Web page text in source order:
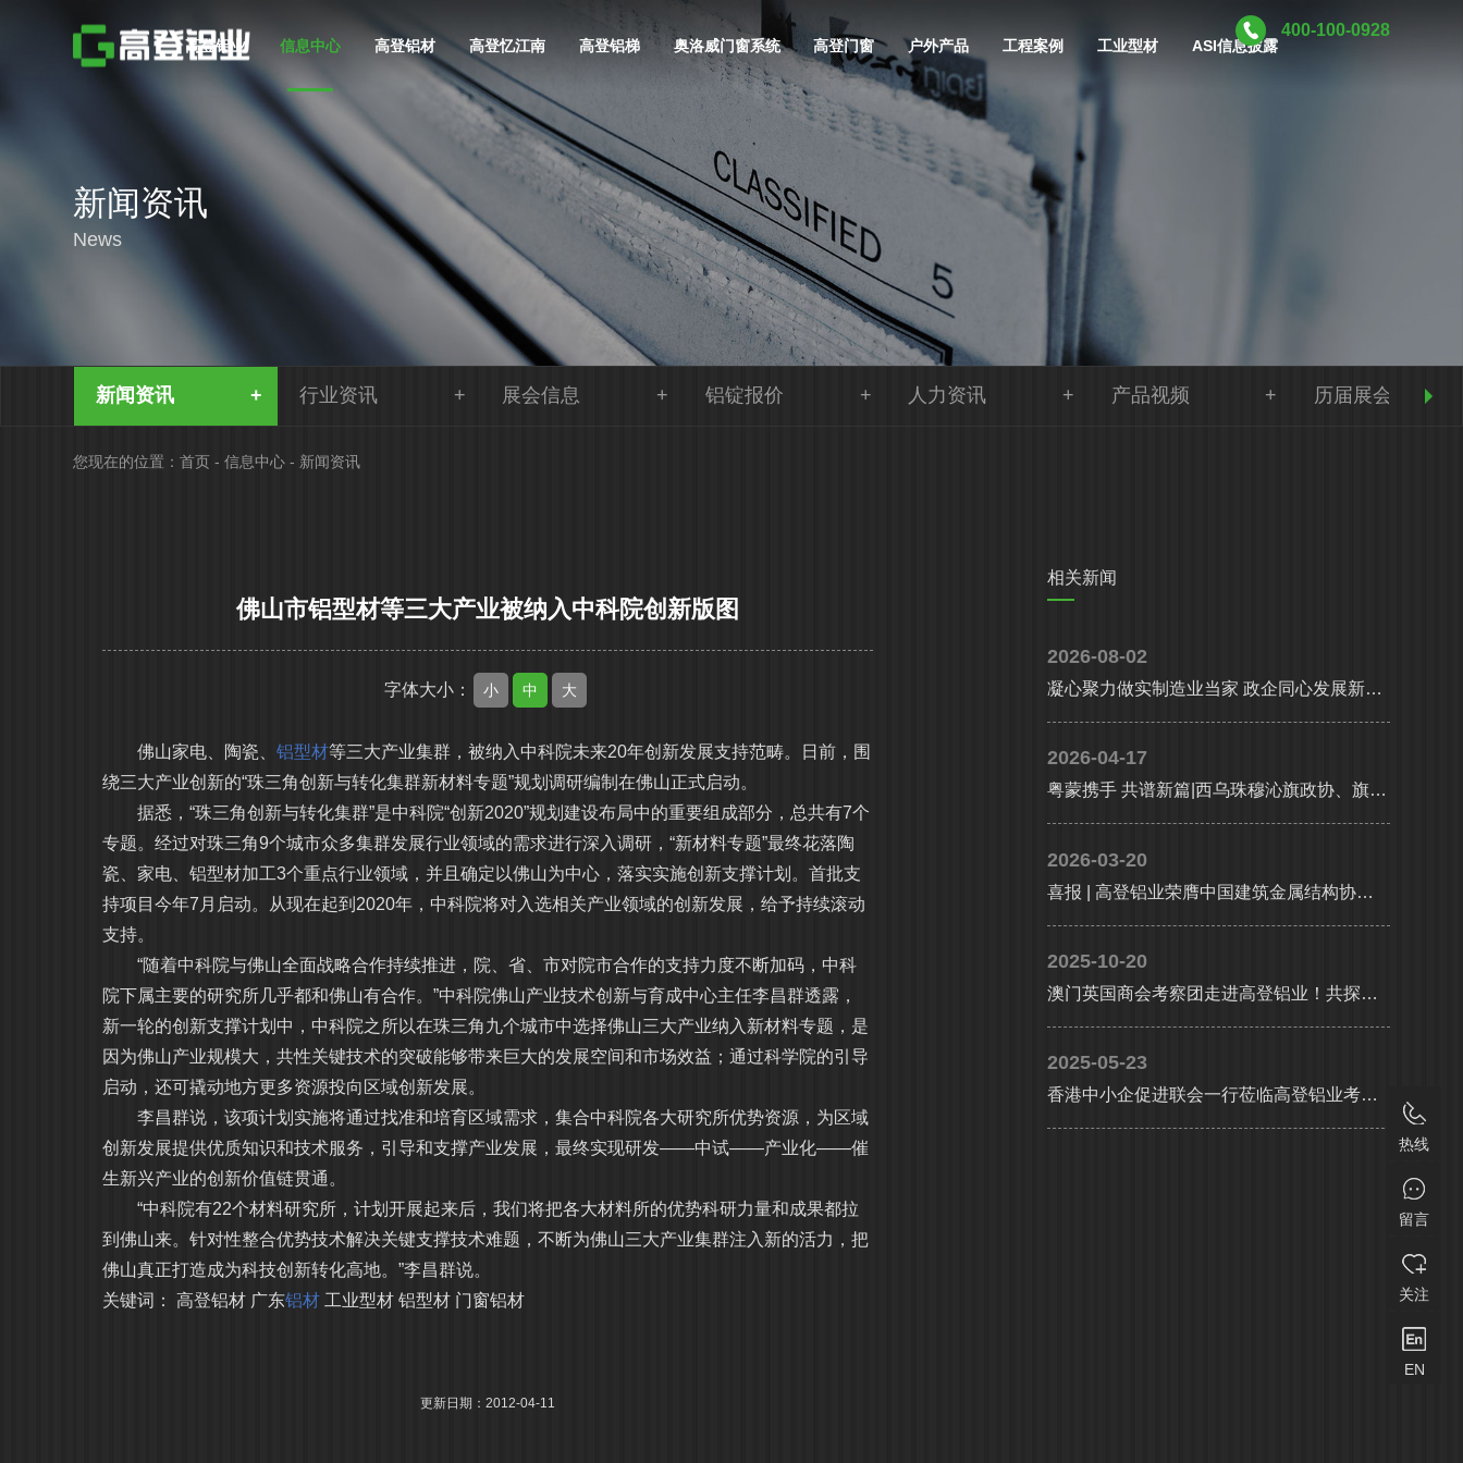
高登铝业 信息中心 高登铝材 高登忆江南 高登铝梯 奥洛威门窗系统 高登门窗 户外产品 工程案例 工业型材 ASI信息披露
400-100-0928
新闻资讯
News
新闻资讯 行业资讯 展会信息 铝锭报价 人力资讯 产品视频 历届展会
您现在的位置：首页 -信息中心 - 新闻资讯
佛山市铝型材等三大产业被纳入中科院创新版图
字体大小： 小 中 大
佛山家电、陶瓷、铝型材等三大产业集群，被纳入中科院未来20年创新发展支持范畴。日前，围
绕三大产业创新的“珠三角创新与转化集群新材料专题”规划调研编制在佛山正式启动。
据悉，“珠三角创新与转化集群”是中科院“创新2020”规划建设布局中的重要组成部分，总共有7个
专题。经过对珠三角9个城市众多集群发展行业领域的需求进行深入调研，“新材料专题”最终花落陶
瓷、家电、铝型材加工3个重点行业领域，并且确定以佛山为中心，落实实施创新支撑计划。首批支
持项目今年7月启动。从现在起到2020年，中科院将对入选相关产业领域的创新发展，给予持续滚动
支持。
“随着中科院与佛山全面战略合作持续推进，院、省、市对院市合作的支持力度不断加码，中科
院下属主要的研究所几乎都和佛山有合作。”中科院佛山产业技术创新与育成中心主任李昌群透露，
新一轮的创新支撑计划中，中科院之所以在珠三角九个城市中选择佛山三大产业纳入新材料专题，是
因为佛山产业规模大，共性关键技术的突破能够带来巨大的发展空间和市场效益；通过科学院的引导
启动，还可撬动地方更多资源投向区域创新发展。
李昌群说，该项计划实施将通过找准和培育区域需求，集合中科院各大研究所优势资源，为区域
创新发展提供优质知识和技术服务，引导和支撑产业发展，最终实现研发——中试——产业化——催
生新兴产业的创新价值链贯通。
“中科院有22个材料研究所，计划开展起来后，我们将把各大材料所的优势科研力量和成果都拉
到佛山来。针对性整合优势技术解决关键支撑技术难题，不断为佛山三大产业集群注入新的活力，把
佛山真正打造成为科技创新转化高地。”李昌群说。
关键词：高登铝材 广东铝材 工业型材 铝型材 门窗铝材
更新日期：2012-04-11
相关新闻
2026-08-02
凝心聚力做实制造业当家 政企同心发展新质生产力|省、市多部门联合调研组莅临高登铝业调研指导
2026-04-17
粤蒙携手 共谱新篇|西乌珠穆沁旗政协、旗委统战部携工商联及企业代表考察团莅临高登铝业共谋高质量发展
2026-03-20
喜报 | 高登铝业荣膺中国建筑金属结构协会铝门窗幕墙分会副会长单位，执行总裁李婧受聘副会长
2025-10-20
澳门英国商会考察团走进高登铝业！共探大湾区产业协同新机遇
2025-05-23
香港中小企促进联会一行莅临高登铝业考察交流，共探合作发展新机遇及产业升级新路径
热线
留言
关注
EN